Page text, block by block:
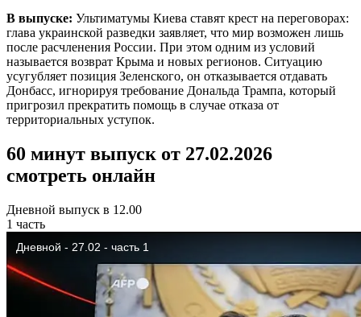
В выпуске: Ультиматумы Киева ставят крест на переговорах:
глава украинской разведки заявляет, что мир возможен лишь
после расчленения России. При этом одним из условий
называется возврат Крыма и новых регионов. Ситуацию
усугубляет позиция Зеленского, он отказывается отдавать
Донбасс, игнорируя требование Дональда Трампа, который
пригрозил прекратить помощь в случае отказа от
территориальных уступок.
60 минут выпуск от 27.02.2026
смотреть онлайн
Дневной выпуск в 12.00
1 часть